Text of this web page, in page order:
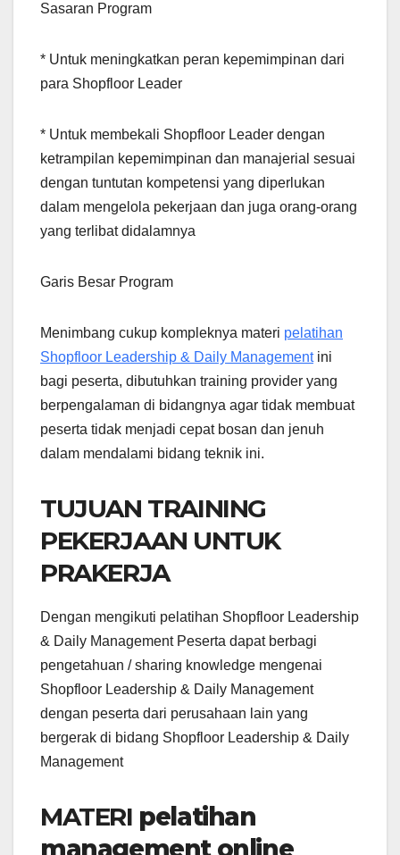
Sasaran Program
* Untuk meningkatkan peran kepemimpinan dari
para Shopfloor Leader
* Untuk membekali Shopfloor Leader dengan
ketrampilan kepemimpinan dan manajerial sesuai
dengan tuntutan kompetensi yang diperlukan
dalam mengelola pekerjaan dan juga orang-orang
yang terlibat didalamnya
Garis Besar Program
Menimbang cukup kompleknya materi pelatihan
Shopfloor Leadership & Daily Managementini
bagi peserta, dibutuhkan training provider yang
berpengalaman di bidangnya agar tidak membuat
peserta tidak menjadi cepat bosan dan jenuh
dalam mendalami bidang teknik ini.
TUJUAN TRAINING
PEKERJAAN UNTUK
PRAKERJA
Dengan mengikuti pelatihan Shopfloor Leadership
& Daily Management Peserta dapat berbagi
pengetahuan / sharing knowledge mengenai
Shopfloor Leadership & Daily Management
dengan peserta dari perusahaan lain yang
bergerak di bidang Shopfloor Leadership & Daily
Management
MATERI pelatihan
management online